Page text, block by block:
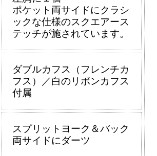
ポケット両サイドにクラシ
ックな仕様のスクエアース
テッチが施されています。
ダブルカフス（フレンチカ
フス）／白のリボンカフス
付属
スプリットヨーク＆バック
両サイドにダーツ